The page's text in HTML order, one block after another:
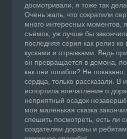
досмотривали, я тоже так
Очень жаль, что сократили
много интересных моментов,
съёмок, уж лучше бы
последняя серия как релиз ко
кусками и отрывками. Ведь
он превращается в демона,
как они погибли? Не
сердца, только рассказали. В
испортила впечатление о
неприятный осадок
моя маленькая сказка
спешить посмотреть, есть ли
создателям дорамы и